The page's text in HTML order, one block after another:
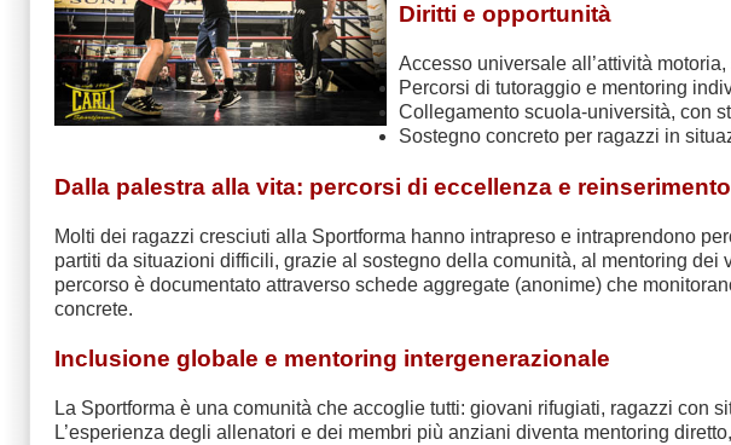
Diritti e opportunità
Accesso universale all’attività
Percorsi di tutoraggio e mentoring
Collegamento scuola-università, con
Sostegno concreto per ragazzi in
Dalla palestra alla vita: percorsi di eccellenza e reinserimento
Molti dei ragazzi cresciuti alla Sportforma hanno intrapreso e intraprendono
partiti da situazioni difficili, grazie al sostegno della comunità, al mentoring
percorso è documentato attraverso schede aggregate (anonime) che
concrete.
Inclusione globale e mentoring intergenerazionale
La Sportforma è una comunità che accoglie tutti: giovani rifugiati, ragazzi
L’esperienza degli allenatori e dei membri più anziani diventa mentoring